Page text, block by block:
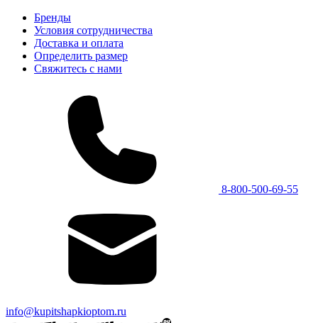
Бренды
Условия сотрудничества
Доставка и оплата
Определить размер
Свяжитесь с нами
8-800-500-69-55
info@kupitshapkioptom.ru